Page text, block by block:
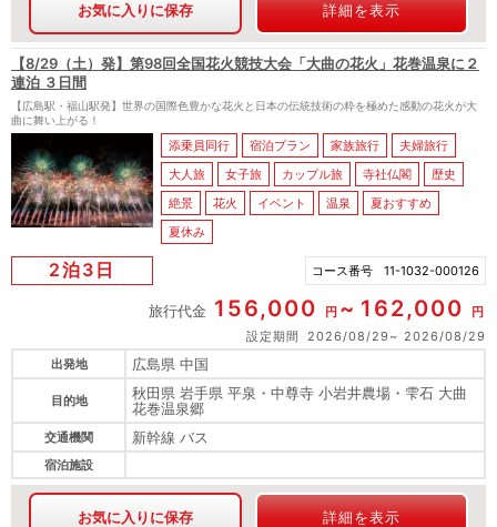
お気に入りに保存 詳細を表示
【8/29（土）発】第98回全国花火競技大会「大曲の花火」花巻温泉に２
連泊 ３日間
【広島駅・福山駅発】世界の国際色豊かな花火と日本の伝統技術の粋を極めた感動の花火が大
曲に舞い上がる！
添乗員同行 宿泊プラン 家族旅行
夫婦旅行
大人旅
女子旅 カップル旅 寺社仏閣
歴史
絶景
花火 イベント 温泉
夏おすすめ
夏休み
2泊3日 コース番号 11-1032-000126
旅行代金 156,000 円 162,000
円
設定期間
2026/08/29
2026/08/29
出発地
広島県 中国
目的地
秋田県 岩手県 平泉・中尊寺 小岩井農場・雫石 大曲
花巻温泉郷
交通機関 新幹線 バス
宿泊施設
お気に入りに保存 詳細を表示